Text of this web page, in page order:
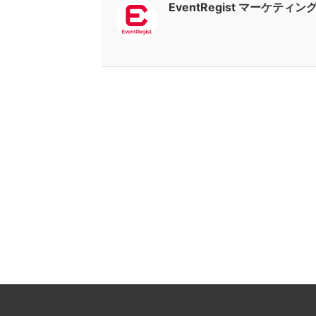
EventRegist マーケティン